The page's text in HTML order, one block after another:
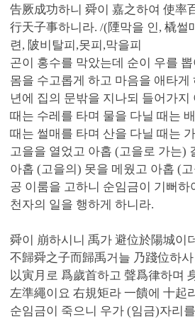
告厥成功하니 舜이 嘉之하여 使率
行天子事하니라. /(陻막을 인, 橇썰
련, 陂비탈피,못피,막을피
곤이 홍수를 막았는데 순이 우를
몸을 수고롭게 하고 마음을 애타게
년에 집의 문밖을 지나되 들어가지
때는 수레를 타며 물을 다닐 때는
때는 썰매를 타며 산을 다닐 때는
고을을 열었고 아홉 (고을로 가는)
아홉 (고을의) 못을 메웠고 아홉 (
공 이룸을 고하니 순임금이 기뻐하
천자의 일을 행하게 하니라.
舜이 崩하시니 禹가 避位於陽城이
不歸舜之子而歸禹거늘 乃踐位하
以寅月로 爲歲首하고 聲爲律하며
左準繩이요 右規矩라 一饋에 十起
순임금이 죽으니 우가 (임금)자리